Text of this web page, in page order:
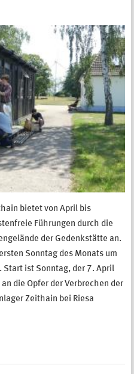
bietet von April bis
Führungen durch die
der Gedenkstätte an.
Sonntag des Monats um
ist Sonntag, der 7. April
die Opfer der Verbrechen der
Zeithain bei Riesa